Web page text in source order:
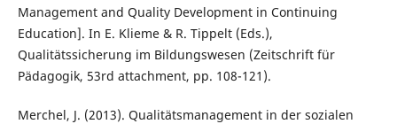
Management and Quality Development in Continuing
Education]. In E. Klieme & R. Tippelt (Eds.),
Qualitätssicherung im Bildungswesen (Zeitschrift für
Pädagogik, 53rd attachment, pp. 108-121).
Merchel, J. (2013). Qualitätsmanagement in der sozialen